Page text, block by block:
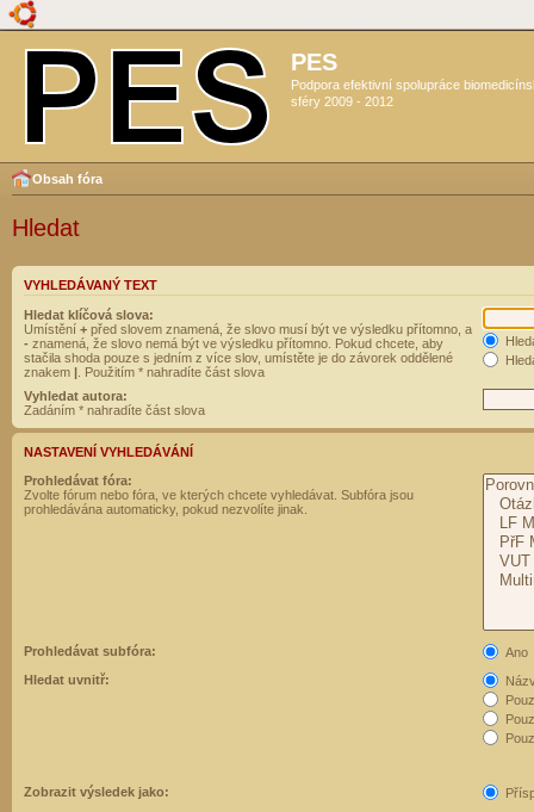
PES
Podpora efektivní spolupráce
sféry 2009 - 2012
Obsah fóra
Hledat
VYHLEDÁVANÝ TEXT
Hledat klíčová slova:
Umístění + před slovem znamená, že slovo musí být ve výsledku přítomno, a
- znamená, že slovo nemá být ve výsledku přítomno. Pokud chcete, aby
stačila shoda pouze s jedním z více slov, umístěte je do závorek oddělené
znakem | . Použitím * nahradíte část slova
Vyhledat autora:
Zadáním * nahradíte část slova
NASTAVENÍ VYHLEDÁVÁNÍ
Prohledávat fóra:
Zvolte fórum nebo fóra, ve kterých chcete vyhledávat. Subfóra jsou
prohledávána automaticky, pokud nezvolíte jinak.
Prohledávat subfóra:
Ano
Hledat uvnitř:
Zobrazit výsledek jako: